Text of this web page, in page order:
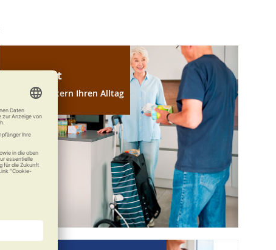
Haushalt
Wir erleichtern Ihren Alltag